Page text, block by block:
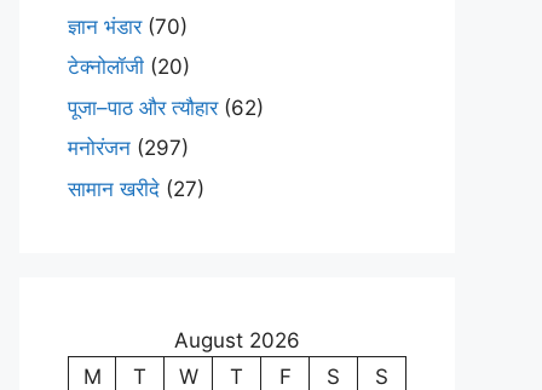
ज्ञान भंडार(70)
टेक्नोलॉजी (20)
पूजा–पाठ और त्यौहार(62)
मनोरंजन (297)
सामान खरीदे (27)
August 2026
M
T W T F S
S